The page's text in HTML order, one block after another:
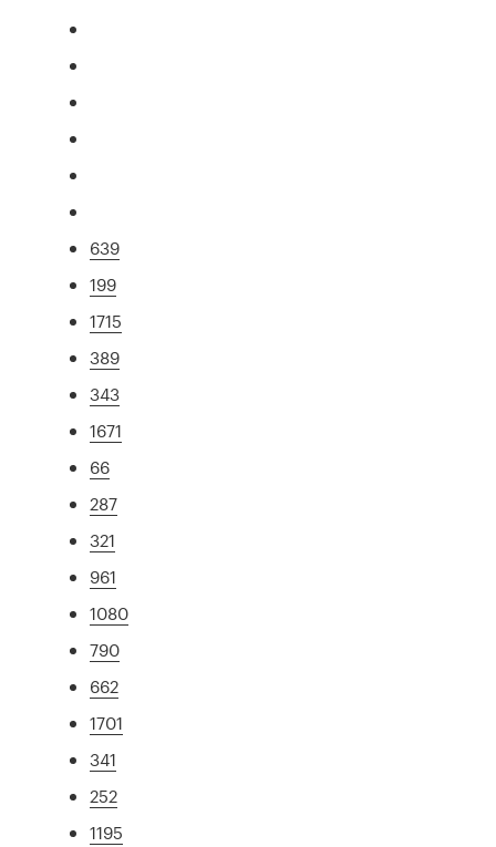
639
199
1715
389
343
1671
66
287
321
961
1080
790
662
1701
341
252
1195